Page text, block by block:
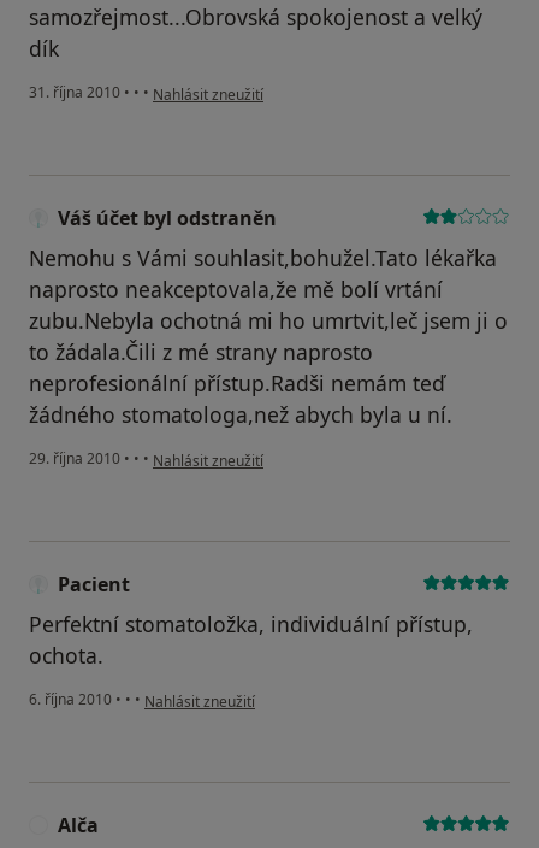
samozřejmost...Obrovská spokojenost a velký
dík
31. října 2010 • • • podle názoru uživatele Váš účet byl odstraněn
Nahlásit zneužití
Váš účet byl odstraněn
Nemohu s Vámi souhlasit,bohužel.Tato lékařka
naprosto neakceptovala,že mě bolí vrtání
zubu.Nebyla ochotná mi ho umrtvit,leč jsem ji o
to žádala.Čili z mé strany naprosto
neprofesionální přístup.Radši nemám teď
žádného stomatologa,než abych byla u ní.
29. října 2010 • • • podle názoru uživatele Váš účet byl odstraněn
Nahlásit zneužití
Pacient
Perfektní stomatoložka, individuální přístup,
ochota.
6. října 2010 • • • podle názoru uživatele Pacient
Nahlásit zneužití
Alča